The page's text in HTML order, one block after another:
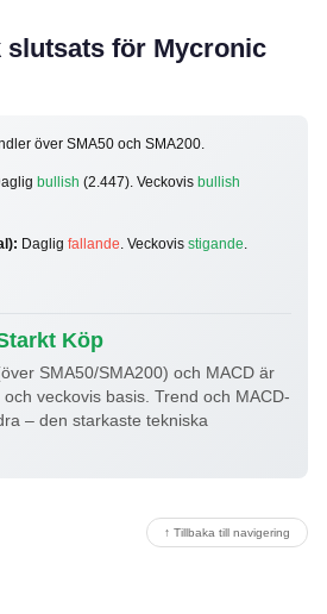
slutsats för Mycronic
över SMA50 och SMA200.
bullish (2.447). Veckovis bullish
Daglig fallande . Veckovis stigande
Köp
SMA50/SMA200) och MACD är
veckovis basis. Trend och MACD-
– den starkaste tekniska
↑ Tillbaka till navigering